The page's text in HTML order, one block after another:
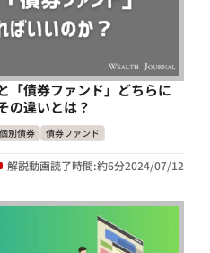
「債券ファンド」どちらに
の違いとは？
個別債券 債券ファンド
解説動画読了時間:約6分2024/07/12